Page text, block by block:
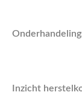
Inzicht